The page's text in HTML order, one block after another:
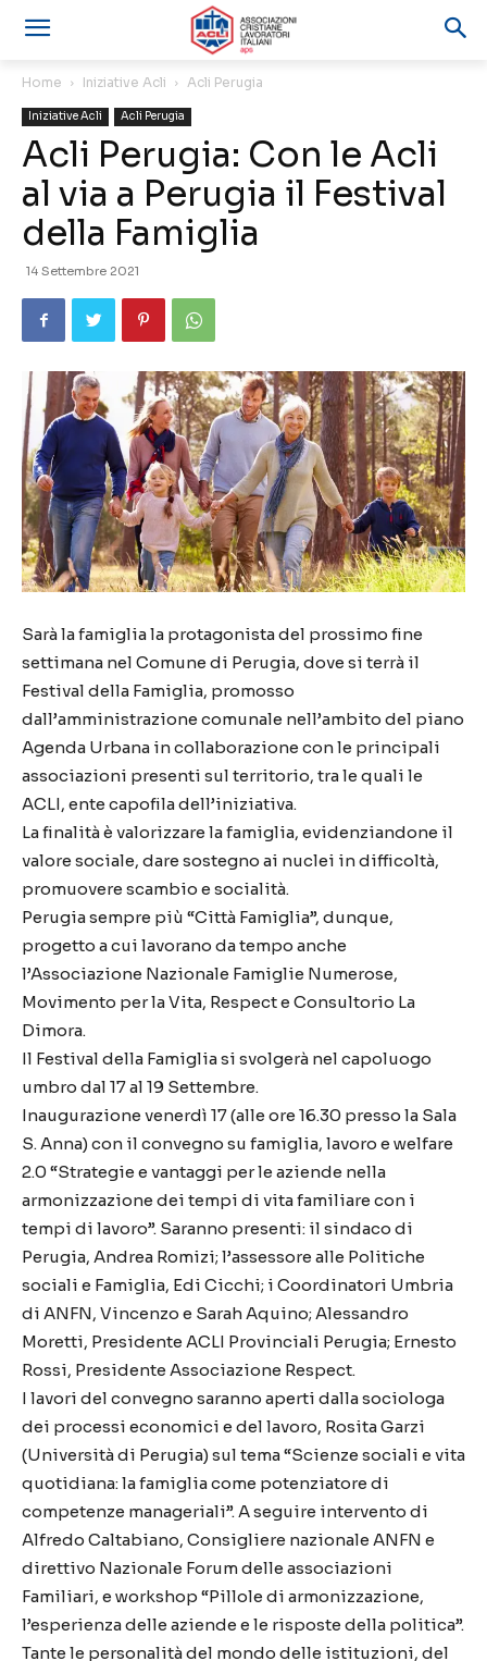
Home Iniziative Acli Acli Perugia
Iniziative Acli Acli Perugia
Acli Perugia: Con le Acli
al via a Perugia il Festival
della Famiglia
14 Settembre 2021
Sarà la famiglia la protagonista del prossimo fine
settimana nel Comune di Perugia, dove si terrà il
Festival della Famiglia, promosso
dall’amministrazione comunale nell’ambito del piano
Agenda Urbana in collaborazione con le principali
associazioni presenti sul territorio, tra le quali le
ACLI, ente capofila dell’iniziativa.
La finalità è valorizzare la famiglia, evidenziandone il
valore sociale, dare sostegno ai nuclei in difficoltà,
promuovere scambio e socialità.
Perugia sempre più “Città Famiglia”, dunque,
progetto a cui lavorano da tempo anche
l’Associazione Nazionale Famiglie Numerose,
Movimento per la Vita, Respect e Consultorio La
Dimora.
Il Festival della Famiglia si svolgerà nel capoluogo
umbro dal 17 al 19 Settembre.
Inaugurazione venerdì 17 (alle ore 16.30 presso la Sala
S. Anna) con il convegno su famiglia, lavoro e welfare
2.0 “Strategie e vantaggi per le aziende nella
armonizzazione dei tempi di vita familiare con i
tempi di lavoro”. Saranno presenti: il sindaco di
Perugia, Andrea Romizi; l’assessore alle Politiche
sociali e Famiglia, Edi Cicchi; i Coordinatori Umbria
di ANFN, Vincenzo e Sarah Aquino; Alessandro
Moretti, Presidente ACLI Provinciali Perugia; Ernesto
Rossi, Presidente Associazione Respect.
I lavori del convegno saranno aperti dalla sociologa
dei processi economici e del lavoro, Rosita Garzi
(Università di Perugia) sul tema “Scienze sociali e vita
quotidiana: la famiglia come potenziatore di
competenze manageriali”. A seguire intervento di
Alfredo Caltabiano, Consigliere nazionale ANFN e
direttivo Nazionale Forum delle associazioni
Familiari, e workshop “Pillole di armonizzazione,
l’esperienza delle aziende e le risposte della politica”.
Tante le personalità del mondo delle istituzioni, del